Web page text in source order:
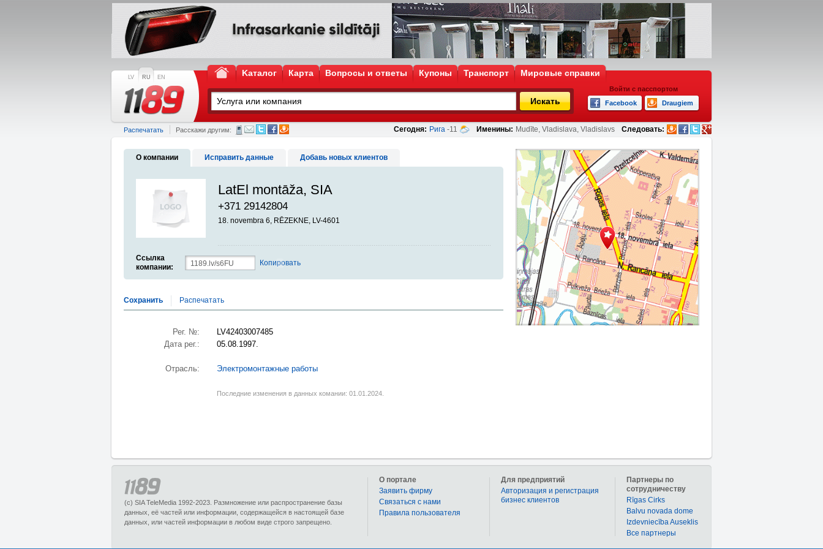
LV RU EN Kаталог Карта Вопросы и ответы Купоны Транспорт Мировые справки
Искать
Войти с пасспортом
Facebook
Draugiem
Сегодня: Рига -11 Именины: Mudīte, Vladislava, Vladislavs Следовать:
Распечатать Расскажи другим:
О компании Исправить данные Добавь новых клиентов
LatEl montāža, SIA
+371 29142804
18. novembra 6, RĒZEKNE, LV-4601
Ссылка
компании:
Копировать
Сохранить Распечатать
Рег. №:
LV42403007485
Дата рег.:
05.08.1997.
Отрасль: Электромонтажные работы
Последние изменения в данных комании: 01.01.2024.
(c) SIA TeleMedia 1992-2023. Размножение или распространение базы
данных, её частей или информации, содержащейся в настоящей базе
данных, или частей информации в любом виде строго запрещено.
Партнеры по
сотрудничеству
Rīgas Cirks
Balvu novada dome
Izdevniecība Auseklis
Bce партнеры
Для предприятий
Авторизация и регистрация
бизнес клиентов
О портале
Заявить фирму
Связаться с нами
Правила пользователя